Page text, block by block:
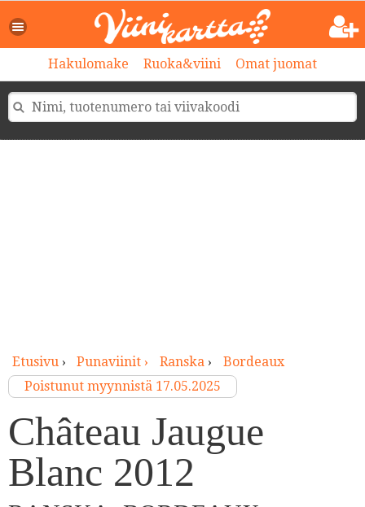
Hakulomake Ruoka&viini Omat juomat
Etusivu› Punaviinit › Ranska›
Bordeaux
Poistunut myynnistä 17.05.2025
Château Jaugue
Blanc 2012